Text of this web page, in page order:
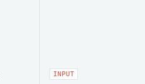
INPUT